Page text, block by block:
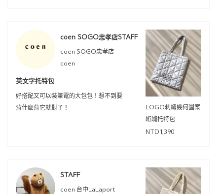
coen SOGO忠孝店STAFF
coen SOGO忠孝店
coen
英文字托特包
好搭配又可以裝筆電的大包包！想不到要
背什麼背它就對了！
LOGO刺繡幾何圖案
絎縫托特包
NTD1,390
STAFF
coen 台中LaLaport